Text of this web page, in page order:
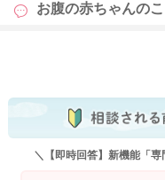
お腹の赤ちゃんの
＼【即時回答】新機能「